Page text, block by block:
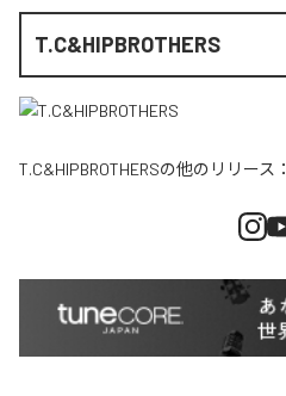
T.C&HIPBROTHERS
T.C&HIPBROTHERSの他のリリース：